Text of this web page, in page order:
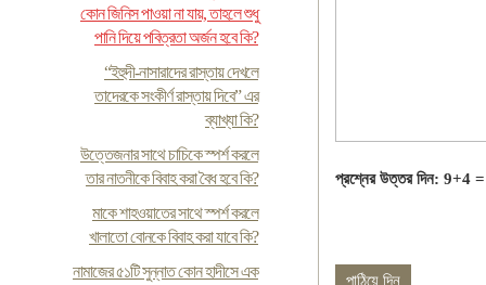
কোন জিনিস পাওয়া না যায়, তাহলে শুধু
পানি দিয়ে পবিত্রতা অর্জন হবে কি?
“ইহুদী-নাসারাদের রাস্তায় দেখলে
তাদেরকে সংকীর্ণ রাস্তায় দিবে” এর
ব্যাখ্যা কি?
উত্তেজনার সাথে চাচিকে স্পর্শ করলে
তার নাতনীকে বিবাহ করা বৈধ হবে কি?
মাকে শাহওয়াতের সাথে স্পর্শ করলে
খালাতো বোনকে বিবাহ করা যাবে কি?
নামাজের ৫১টি সুন্নাত কোন হাদীসে এক
প্রশ্নের উত্তর দিন: 9+4 =